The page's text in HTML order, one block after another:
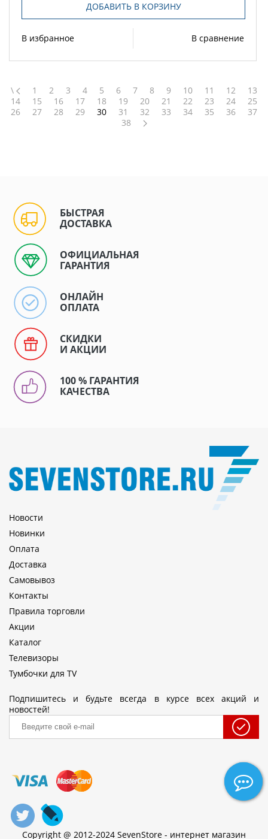
ДОБАВИТЬ В КОРЗИНУ
В избранное В сравнение
\ 1 2 3 4 5 6 7 8 9 10 11 12
13
14
15 16 17 18 19 20 21 22 23 24
25
26
27 28 29 30 31 32 33 34 35 36
37
38
БЫСТРАЯ
ДОСТАВКА
ОФИЦИАЛЬНАЯ
ГАРАНТИЯ
ОНЛАЙН
ОПЛАТА
СКИДКИ
И АКЦИИ
100 % ГАРАНТИЯ
КАЧЕСТВА
Новости
Новинки
Оплата
Доставка
Самовывоз
Контакты
Правила торговли
Акции
Каталог
Телевизоры
Тумбочки для TV
Подпишитесь и будьте всегда в курсе всех акций и
новостей!
Copyright @ 2012-2024 SevenStore - интернет магазин